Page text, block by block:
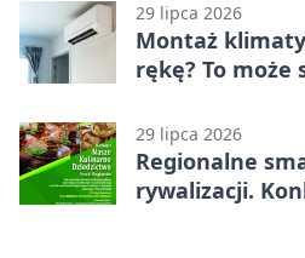
29 lipca 2026
Montaż
rękę? To może
29 lipca 2026
Regionalne
rywalizacji.